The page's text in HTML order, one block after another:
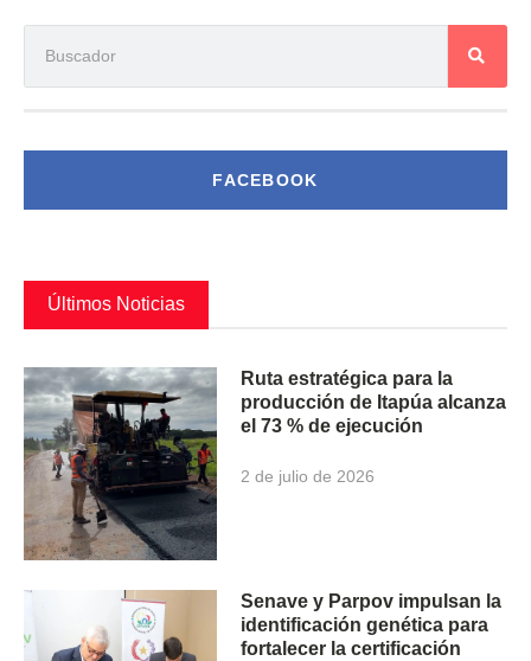
FACEBOOK
Últimos Noticias
Ruta estratégica para la
producción de Itapúa alcanza
el 73 % de ejecución
2 de julio de 2026
Senave y Parpov impulsan la
identificación genética para
fortalecer la certificación